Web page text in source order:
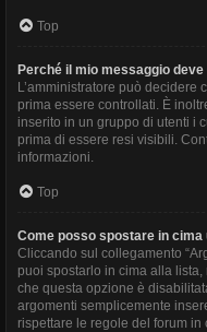
Top
Perché il mio messaggio
L’amministratore può decidere
prima essere controllati. È
inserito in un gruppo di utenti i
prima di essere resi visibili.
informazioni.
Top
Come posso spostare in cima
Cliccando sul collegamento
puoi spostarlo in cima alla
che questa opzione è
argomenti semplicemente
rispettare le regole del forum in